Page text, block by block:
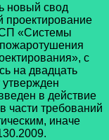
свод
проектирование
«Системы
с
на двадцать
в действие
части требований
иначе